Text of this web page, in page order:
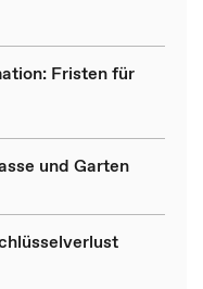
Fristen für
und Garten